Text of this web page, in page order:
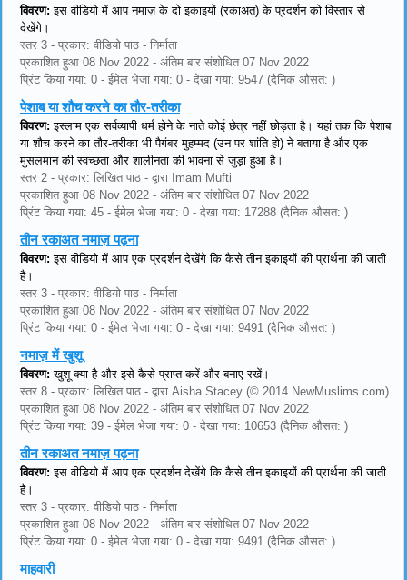
विवरण: इस वीडियो में आप नमाज़ के दो इकाइयों (रकाअत) के प्रदर्शन को विस्तार से
देखेंगे।
स्तर 3 - प्रकार: वीडियो पाठ - निर्माता
प्रकाशित हुआ 08 Nov 2022 - अंतिम बार संशोधित 07 Nov 2022
प्रिंट किया गया: 0 - ईमेल भेजा गया: 0 - देखा गया: 9547 (दैनिक औसत: )
पेशाब या शौच करने का तौर-तरीका
विवरण: इस्लाम एक सर्वव्यापी धर्म होने के नाते कोई छेत्र नहीं छोड़ता है। यहां तक ​​कि पेशाब
या शौच करने का तौर-तरीका भी पैगंबर मुहम्मद (उन पर शांति हो) ने बताया है और एक
मुसलमान की स्वच्छता और शालीनता की भावना से जुड़ा हुआ है।
स्तर 2 - प्रकार: लिखित पाठ - द्वारा Imam Mufti
प्रकाशित हुआ 08 Nov 2022 - अंतिम बार संशोधित 07 Nov 2022
प्रिंट किया गया: 45 - ईमेल भेजा गया: 0 - देखा गया: 17288 (दैनिक औसत: )
तीन रकाअत नमाज़ पढ़ना
विवरण: इस वीडियो में आप एक प्रदर्शन देखेंगे कि कैसे तीन इकाइयों की प्रार्थना की जाती
है।
स्तर 3 - प्रकार: वीडियो पाठ - निर्माता
प्रकाशित हुआ 08 Nov 2022 - अंतिम बार संशोधित 07 Nov 2022
प्रिंट किया गया: 0 - ईमेल भेजा गया: 0 - देखा गया: 9491 (दैनिक औसत: )
नमाज़ में खुशू
विवरण: खुशू क्या है और इसे कैसे प्राप्त करें और बनाए रखें।
स्तर 8 - प्रकार: लिखित पाठ - द्वारा Aisha Stacey (© 2014 NewMuslims.com)
प्रकाशित हुआ 08 Nov 2022 - अंतिम बार संशोधित 07 Nov 2022
प्रिंट किया गया: 39 - ईमेल भेजा गया: 0 - देखा गया: 10653 (दैनिक औसत: )
तीन रकाअत नमाज़ पढ़ना
विवरण: इस वीडियो में आप एक प्रदर्शन देखेंगे कि कैसे तीन इकाइयों की प्रार्थना की जाती
है।
स्तर 3 - प्रकार: वीडियो पाठ - निर्माता
प्रकाशित हुआ 08 Nov 2022 - अंतिम बार संशोधित 07 Nov 2022
प्रिंट किया गया: 0 - ईमेल भेजा गया: 0 - देखा गया: 9491 (दैनिक औसत: )
माहवारी